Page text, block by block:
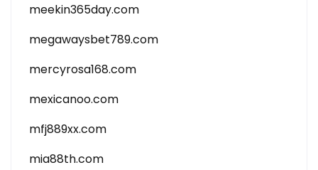
meekin365day.com
megawaysbet789.com
mercyrosa168.com
mexicanoo.com
mfj889xx.com
mia88th.com